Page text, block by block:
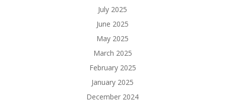
July 2025
June 2025
May 2025
March 2025
February 2025
January 2025
December 2024